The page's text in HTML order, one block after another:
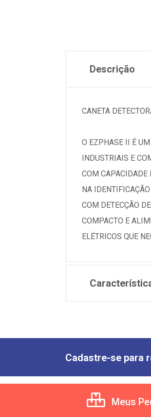
Descrição
CANETA
O EZPHASE II É
INDUSTRIAIS E
COM CAPACIDADE
NA IDENTIFICAÇÃO
COM DETECÇÃO
COMPACTO E
ELÉTRICOS QUE
Cadastre-se para
Meus